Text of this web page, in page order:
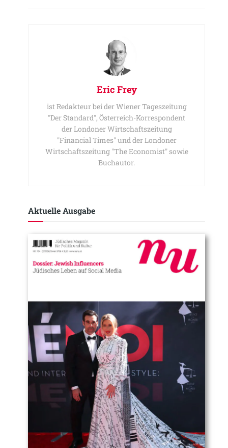
Eric Frey
ist Redakteur bei der Wiener Tageszeitung
"Der Standard", Österreich-Korrespondent
der Londoner Wirtschaftszeitung
"Financial Times" und der Londoner
Wirtschaftszeitung "The Economist" sowie
Buchautor.
Aktuelle Ausgabe​